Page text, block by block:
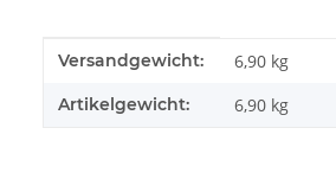
Produkteigenschaft
Wert
Versandgewicht: 6,90 kg
Artikelgewicht: 6,90 kg